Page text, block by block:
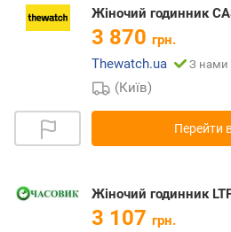
Жіночий годинник
3 870 грн.
Thewatch.ua
З нами
(Київ)
Перейти
Жіночий годинник
3 107 грн.